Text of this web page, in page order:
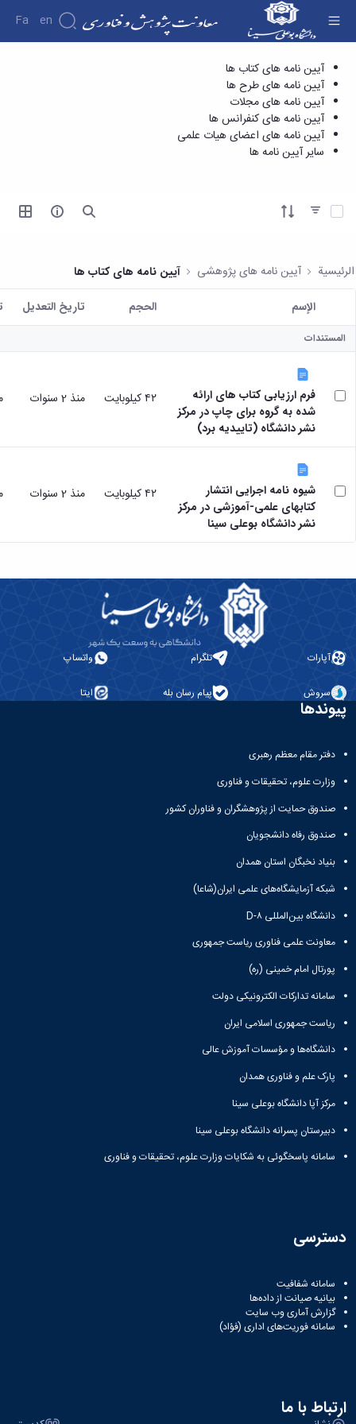
Fa En
درباره
معاونت
درباره
معرفی
معاون
اهداف
ساختار
پژوهشی
رئیس
کتابخانه
رئیس
مرکز
رئیس
دفتر
ارتباط
با
صنعت
رئیس
آزمایشگاه
مرکزی
معاون
مدیر
امور
آیین نامه های اعضای هیات علمی - معاونت
پژوهش و فناوری
آیین نامه های کتاب ها
آیین نامه های طرح ها
آیین نامه های مجلات
آیین نامه های کنفرانس ها
آیین نامه های اعضای هیات علمی
سایر آیین نامه ها
تحديد عناصر
الرئيسية آیین نامه های پژوهشی آیین نامه های کتاب ها
المستخدم المختار
الإسم الحجم تاريخ التعديل
المستندات
فرم ارزیابی کتاب های ارائه
شده به گروه برای چاپ در مرکز
نشر دانشگاه (تاییدیه برد)
٤٢ كيلوبايت منذ 2 سنوات
شیوه نامه اجرایی انتشار
کتابهای علمی-آموزشی در مرکز
نشر دانشگاه بوعلی سینا
٤٢ كيلوبايت منذ 2 سنوات
آپارات تلگرام واتساپ
سروش پیام رسان بله ایتا
پیوندها
دفتر مقام معظم رهبری
وزارت علوم، تحقیقات و فناوری
صندوق حمایت از پژوهشگران و فناوران کشور
صندوق رفاه دانشجویان
بنیاد نخبگان استان همدان
شبکه آزمایشگاه‌های علمی ایران(شاعا)
دانشگاه بین‌المللی D-۸
معاونت علمی فناوری ریاست جمهوری
پورتال امام خمینی (ره)
سامانه تدارکات الکترونیکی دولت
ریاست جمهوری اسلامی ایران
دانشگاه‌ها و مؤسسات آموزش عالی
پارک علم و فناوری همدان
مرکز آپا دانشگاه بوعلی سینا
دبیرستان پسرانه دانشگاه بوعلی سینا
سامانه پاسخگوئی به شکایات وزارت علوم، تحقیقات و فناوری
دسترسی
سامانه شفافیت
بیانیه صیانت از داده‌ها
گزارش آماری وب‌ سایت
سامانه فوریت‌های اداری (فؤاد)
ارتباط با ما